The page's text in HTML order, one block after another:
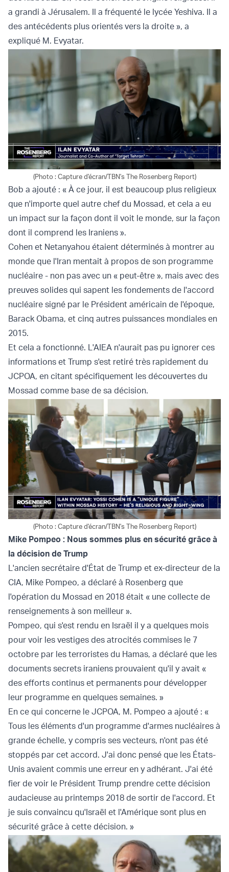
a grandi à Jérusalem. Il a fréquenté le lycée Yeshiva. Il a
des antécédents plus orientés vers la droite », a
expliqué M. Evyatar.
(Photo : Capture d'écran/TBN's The Rosenberg Report)
Bob a ajouté : « À ce jour, il est beaucoup plus religieux
que n'importe quel autre chef du Mossad, et cela a eu
un impact sur la façon dont il voit le monde, sur la façon
dont il comprend les Iraniens ».
Cohen et Netanyahou étaient déterminés à montrer au
monde que l'Iran mentait à propos de son programme
nucléaire - non pas avec un « peut-être », mais avec des
preuves solides qui sapent les fondements de l'accord
nucléaire signé par le Président américain de l'époque,
Barack Obama, et cinq autres puissances mondiales en
2015.
Et cela a fonctionné. L'AIEA n'aurait pas pu ignorer ces
informations et Trump s'est retiré très rapidement du
JCPOA, en citant spécifiquement les découvertes du
Mossad comme base de sa décision.
(Photo : Capture d'écran/TBN's The Rosenberg Report)
Mike Pompeo : Nous sommes plus en sécurité grâce à
la décision de Trump
L'ancien secrétaire d'État de Trump et ex-directeur de la
CIA, Mike Pompeo, a déclaré à Rosenberg que
l'opération du Mossad en 2018 était « une collecte de
renseignements à son meilleur ».
Pompeo, qui s'est rendu en Israël il y a quelques mois
pour voir les vestiges des atrocités commises le 7
octobre par les terroristes du Hamas, a déclaré que les
documents secrets iraniens prouvaient qu'il y avait «
des efforts continus et permanents pour développer
leur programme en quelques semaines. »
En ce qui concerne le JCPOA, M. Pompeo a ajouté : «
Tous les éléments d'un programme d'armes nucléaires à
grande échelle, y compris ses vecteurs, n'ont pas été
stoppés par cet accord. J'ai donc pensé que les États-
Unis avaient commis une erreur en y adhérant. J'ai été
fier de voir le Président Trump prendre cette décision
audacieuse au printemps 2018 de sortir de l'accord. Et
je suis convaincu qu'Israël et l'Amérique sont plus en
sécurité grâce à cette décision. »